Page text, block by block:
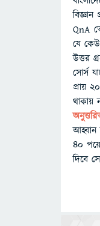
বিজ্ঞান
QnA
যে কেউ
উত্তর
সোর্স
প্রায়
থাকায়
আহ্বান
৪০
দিবে